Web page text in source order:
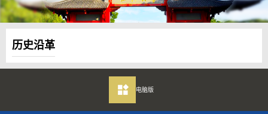
历史沿革
电脑版